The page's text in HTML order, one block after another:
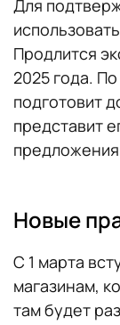
Для
Продлится
2025 года.
подготовит
представит
Новые
С 1 марта
магазинам,
там будет